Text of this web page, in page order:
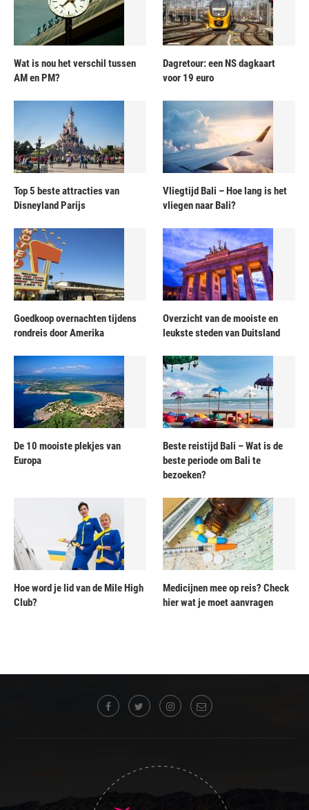
Wat is nou het verschil tussen
AM en PM?
Dagretour: een NS dagkaart
voor 19 euro
Top 5 beste attracties van
Disneyland Parijs
Vliegtijd Bali – Hoe lang is het
vliegen naar Bali?
Goedkoop overnachten tijdens
rondreis door Amerika
Overzicht van de mooiste en
leukste steden van Duitsland
De 10 mooiste plekjes van
Europa
Beste reistijd Bali – Wat is de
beste periode om Bali te
bezoeken?
Hoe word je lid van de Mile High
Club?
Medicijnen mee op reis? Check
hier wat je moet aanvragen